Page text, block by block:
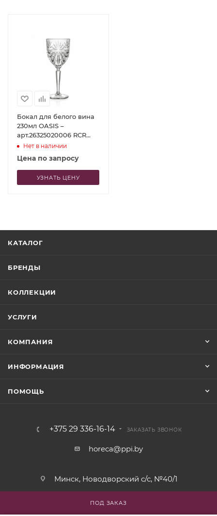
ПОД ЗАКАЗ
Бокал для белого вина
230мл OASIS –
арт.26325020006 RCR
StyleНет в наличии
Цена по запросу
УЗНАТЬ ЦЕНУ
КАТАЛОГ
БРЕНДЫ
КОЛЛЕКЦИИ
УСЛУГИ
КОМПАНИЯ
ИНФОРМАЦИЯ
ПОМОЩЬ
+375 29 336-16-14 ЗАКАЗАТЬ ЗВОНОК
horeca@ppi.by
Минск, Новодворский с/с, №40/1